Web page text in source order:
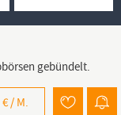
gebündelt.
€ / M.